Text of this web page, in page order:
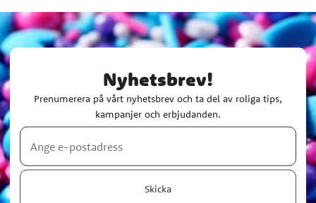
Nyhetsbrev!
Prenumerera på vårt nyhetsbrev och ta del av roliga tips,
kampanjer och erbjudanden.
Skicka